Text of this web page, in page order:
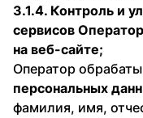
3.1.4. Контроль и
сервисов
на веб-сайте;
Оператор
персональных
фамилия, имя,